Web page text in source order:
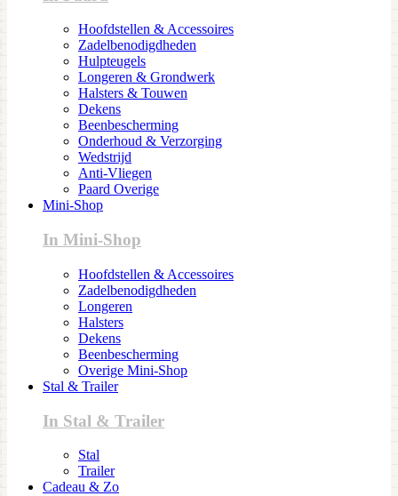
Hoofdstellen & Accessoires
Zadelbenodigdheden
Hulpteugels
Longeren & Grondwerk
Halsters & Touwen
Dekens
Beenbescherming
Onderhoud & Verzorging
Wedstrijd
Anti-Vliegen
Paard Overige
Mini-Shop
In Mini-Shop
Hoofdstellen & Accessoires
Zadelbenodigdheden
Longeren
Halsters
Dekens
Beenbescherming
Overige Mini-Shop
Stal & Trailer
In Stal & Trailer
Stal
Trailer
Cadeau & Zo